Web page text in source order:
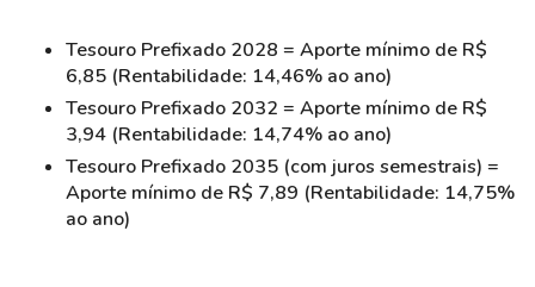
Tesouro Prefixado 2028 = Aporte mínimo de R$
6,85 (Rentabilidade: 14,46% ao ano)
Tesouro Prefixado 2032 = Aporte mínimo de R$
3,94 (Rentabilidade: 14,74% ao ano)
Tesouro Prefixado 2035 (com juros semestrais) =
Aporte mínimo de R$ 7,89 (Rentabilidade: 14,75%
ao ano)